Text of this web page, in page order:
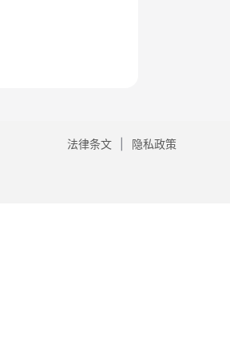
法律条文 隐私政策